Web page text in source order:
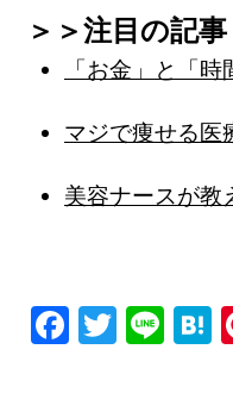
＞＞注目の記事
「お金」と「
マジで痩せる医
美容ナースが教
F
T
Li